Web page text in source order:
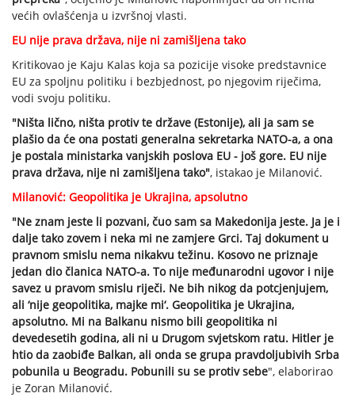
većih ovlašćenja u izvršnoj vlasti.
EU nije prava država, nije ni zamišljena tako
Kritikovao je Kaju Kalas koja sa pozicije visoke predstavnice
EU za spoljnu politiku i bezbjednost, po njegovim riječima,
vodi svoju politiku.
"Ništa lično, ništa protiv te države (Estonije), ali ja sam se
plašio da će ona postati generalna sekretarka NATO-a, a ona
je postala ministarka vanjskih poslova EU - još gore. EU nije
prava država, nije ni zamišljena tako", istakao je Milanović.
Milanović: Geopolitika je Ukrajina, apsolutno
"Ne znam jeste li pozvani, čuo sam sa Makedonija jeste. Ja je i
dalje tako zovem i neka mi ne zamjere Grci. Taj dokument u
pravnom smislu nema nikakvu težinu. Kosovo ne priznaje
jedan dio članica NATO-a. To nije međunarodni ugovor i nije
savez u pravom smislu riječi. Ne bih nikog da potcjenjujem,
ali ‘nije geopolitika, majke mi‘. Geopolitika je Ukrajina,
apsolutno. Mi na Balkanu nismo bili geopolitika ni
devedesetih godina, ali ni u Drugom svjetskom ratu. Hitler je
htio da zaobiđe Balkan, ali onda se grupa pravdoljubivih Srba
pobunila u Beogradu. Pobunili su se protiv sebe", elaborirao
je Zoran Milanović.